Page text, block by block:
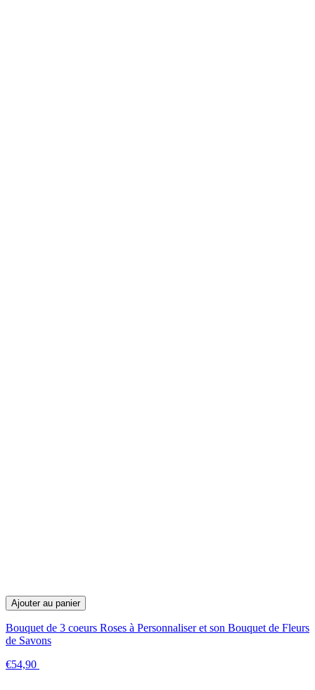
Ajouter au panier
Bouquet de 3 coeurs Roses à Personnaliser et son Bouquet de Fleurs
de Savons
€54,90